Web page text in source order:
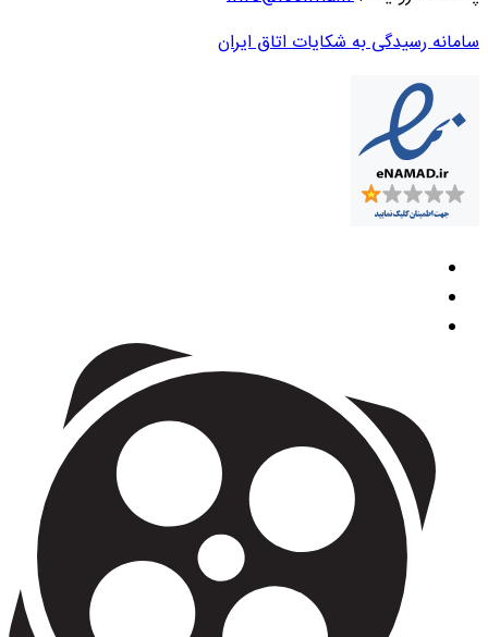
سامانه رسیدگی به شکایات اتاق ایران